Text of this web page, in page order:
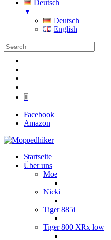
Deutsch
▼
Deutsch
English
Facebook
Amazon
Startseite
Über uns
Moe
Nicki
Tiger 885i
Tiger 800 XRx low